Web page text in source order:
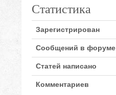
Статистика
Зарегистрирован
Сообщений в форуме
Статей написано
Комментариев